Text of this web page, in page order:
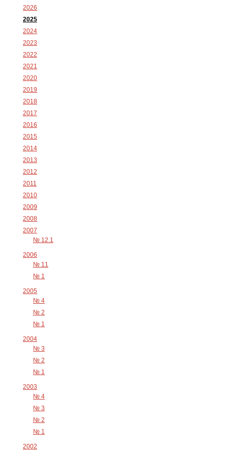
2026
2025
2024
2023
2022
2021
2020
2019
2018
2017
2016
2015
2014
2013
2012
2011
2010
2009
2008
2007
№ 12.1
2006
№ 11
№ 1
2005
№ 4
№ 2
№ 1
2004
№ 3
№ 2
№ 1
2003
№ 4
№ 3
№ 2
№ 1
2002